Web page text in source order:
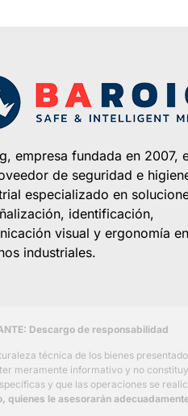
empresa fundada en 2007,
de seguridad e
especializado en
identificación,
visual y ergonomía en
industriales.
Descargo de responsabilidad
técnica de los bienes
meramente informativo y no
y que las operaciones se
quienes le asesorarán